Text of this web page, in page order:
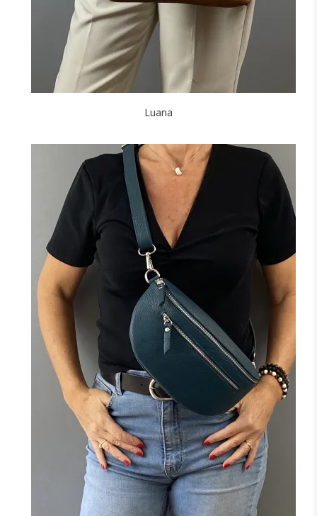
NOIRMARINECAMEL
F
CANARDJAUNE
J'ajoute à mon panier !
Luana